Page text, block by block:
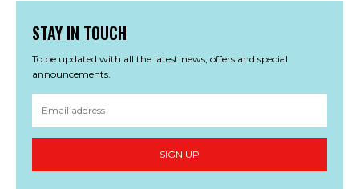
STAY IN TOUCH
To be updated with all the latest news, offers and special
announcements.
SIGN UP